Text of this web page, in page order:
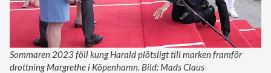
Sommaren 2023 föll kung Harald plötsligt till marken framför
drottning Margrethe i Köpenhamn. Bild: Mads Claus